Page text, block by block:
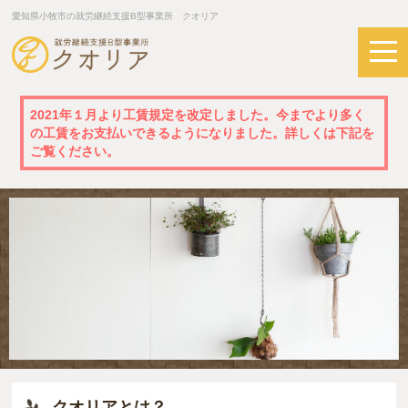
愛知県小牧市の就労継続支援B型事業所 クオリア
2021年１月より工賃規定を改定しました。今までより多く
の工賃をお支払いできるようになりました。詳しくは下記を
ご覧ください。